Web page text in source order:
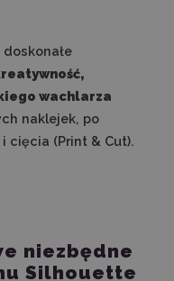
wachlarza
naklejek, po
cięcia (Print & Cut).
niezbędne
Silhouette